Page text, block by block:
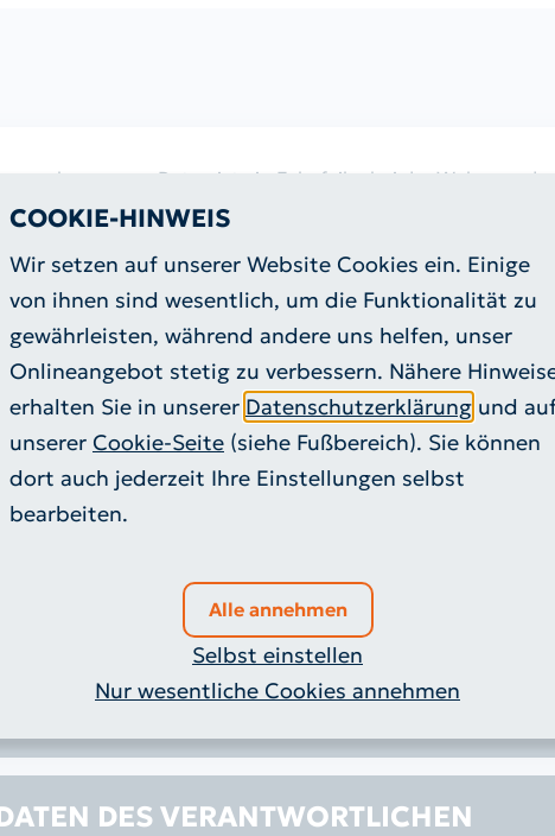
Anfragen
Daten ist ein Eckpfeiler bei der Wahrung
und unserer Mitarbeiter.
Verpflichtung nachkommen und Sie, die betroffenen
Daten informieren.
wir umfassend die wesentlichen Informationen zur
auf Berichtigung oder Löschung oder auf Einschränkung
sowie das Recht auf Datenübertragbarkeit.
DATENSCHUTZ UND
DES VERANTWORTLICHEN
COOKIE-HINWEIS
Wir setzen auf unserer Website Cookies ein. Einige
von ihnen sind wesentlich, um die Funktionalität zu
gewährleisten, während andere uns helfen, unser
Onlineangebot stetig zu verbessern. Nähere
erhalten Sie in unserer Datenschutzerklärung und
unserer Cookie-Seite (siehe Fußbereich). Sie können
dort auch jederzeit Ihre Einstellungen selbst
bearbeiten.
Alle annehmen
Selbst einstellen
Nur wesentliche Cookies annehmen